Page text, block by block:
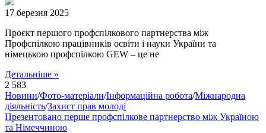
17 березня 2025
Проєкт першого профспілкового партнерства між
Профспілкою працівників освіти і науки України та
німецькою профспілкою GEW – це не
Детальніше »
2 583
Новини/Фото-матеріали/Інформаційна робота/Міжнародна
діяльність/Захист прав молоді
Презентовано перше профспілкове партнерство між Україною
та Німеччиною